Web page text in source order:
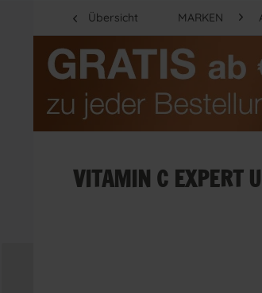
Übersicht MARKEN
VITAMIN C